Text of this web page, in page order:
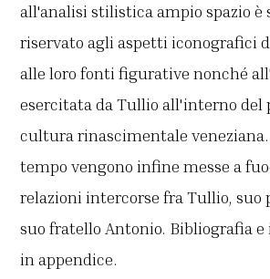
all'analisi stilistica ampio spazio è
riservato agli aspetti iconografici
alle loro fonti figurative nonché
esercitata da Tullio all'interno del
cultura rinascimentale veneziana.
tempo vengono infine messe a
relazioni intercorse fra Tullio, suo
suo fratello Antonio. Bibliografia
in appendice.